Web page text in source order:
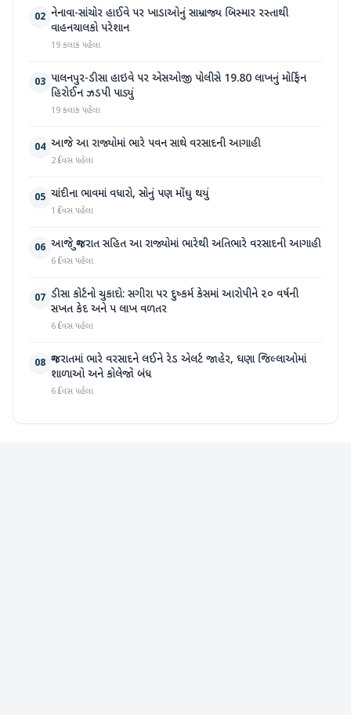
02 નેનાવા-સાંચોર હાઈવે પર ખાડાઓનું સામ્રાજ્ય બિસ્માર રસ્તાથી
વાહનચાલકો પરેશાન
19 કલાક પહેલા
03 પાલનપુર-ડીસા હાઇવે પર એસઓજી પોલીસે 19.80 લાખનું મોર્ફિન
હિરોઈન ઝડપી પાડ્યું
19 કલાક પહેલા
04 આજે આ રાજ્યોમાં ભારે પવન સાથે વરસાદની આગાહી
2 દિવસ પહેલા
05 ચાંદીના ભાવમાં વધારો, સોનું પણ મોંઘુ થયું
1 દિવસ પહેલા
06 આજે ગુજરાત સહિત આ રાજ્યોમાં ભારેથી અતિભારે વરસાદની આગાહી
6 દિવસ પહેલા
07 ડીસા કોર્ટનો ચુકાદો: સગીરા પર દુષ્કર્મ કેસમાં આરોપીને ૨૦ વર્ષની
સખત કેદ અને ૫ લાખ વળતર
6 દિવસ પહેલા
08 ગુજરાતમાં ભારે વરસાદને લઈને રેડ એલર્ટ જાહેર, ઘણા જિલ્લાઓમાં
શાળાઓ અને કોલેજો બંધ
6 દિવસ પહેલા